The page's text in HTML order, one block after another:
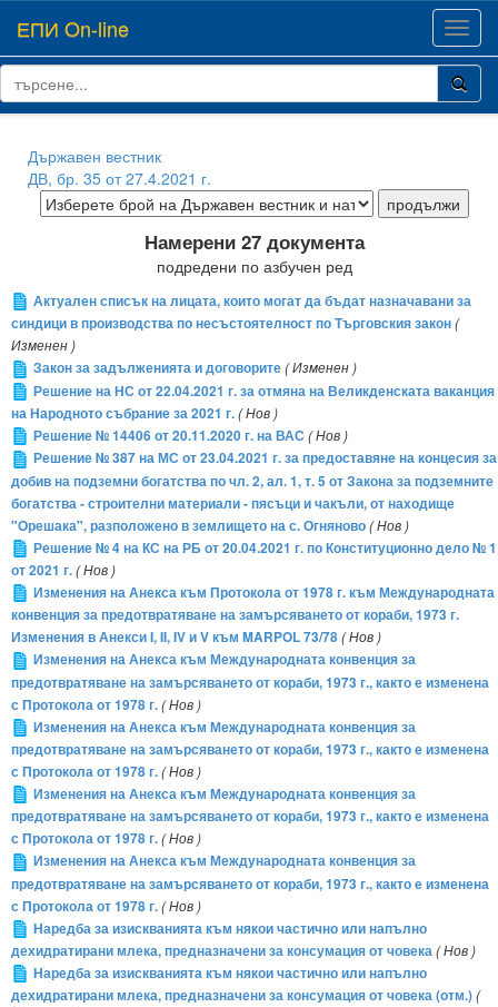
ЕПИ On-line
Държавен вестник
ДВ, бр. 35 от 27.4.2021 г.
Намерени 27 документа
подредени по азбучен ред
Актуален списък на лицата, които могат да бъдат назначавани за
синдици в производства по несъстоятелност по Търговския закон(
Изменен )
Закон за задълженията и договорите( Изменен )
Решение на НС от 22.04.2021 г. за отмяна на Великденската ваканция
на Народното събрание за 2021 г.( Нов )
Решение № 14406 от 20.11.2020 г. на ВАС ( Нов )
Решение № 387 на МС от 23.04.2021 г. за предоставяне на концесия за
добив на подземни богатства по чл. 2, ал. 1, т. 5 от Закона за подземните
богатства - строителни материали - пясъци и чакъли, от находище
"Орешака", разположено в землището на с. Огняново( Нов )
Решение № 4 на КС на РБ от 20.04.2021 г. по Конституционно дело № 1
от 2021 г.( Нов )
Изменения на Анекса към Протокола от 1978 г. към Международната
конвенция за предотвратяване на замърсяването от кораби, 1973 г.
Изменения в Анекси I, II, IV и V към MARPOL 73/78( Нов )
Изменения на Анекса към Международната конвенция за
предотвратяване на замърсяването от кораби, 1973 г., както е изменена
с Протокола от 1978 г.( Нов )
Изменения на Анекса към Международната конвенция за
предотвратяване на замърсяването от кораби, 1973 г., както е изменена
с Протокола от 1978 г.( Нов )
Изменения на Анекса към Международната конвенция за
предотвратяване на замърсяването от кораби, 1973 г., както е изменена
с Протокола от 1978 г.( Нов )
Изменения на Анекса към Международната конвенция за
предотвратяване на замърсяването от кораби, 1973 г., както е изменена
с Протокола от 1978 г.( Нов )
Наредба за изискванията към някои частично или напълно
дехидратирани млека, предназначени за консумация от човека( Нов )
Наредба за изискванията към някои частично или напълно
дехидратирани млека, предназначени за консумация от човека (отм.)(